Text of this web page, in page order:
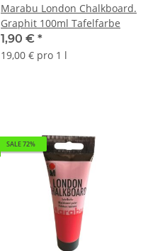
Marabu London Chalkboard.
Graphit 100ml Tafelfarbe
1,90 € *
19,00 € pro 1 l
SALE 72%